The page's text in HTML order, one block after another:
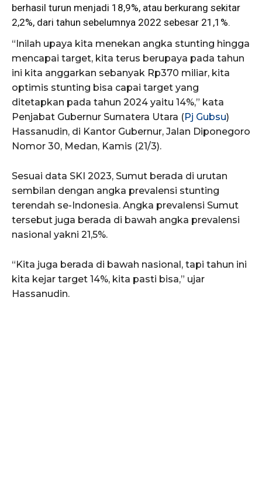
berhasil turun menjadi 18,9%, atau berkurang sekitar
2,2%, dari tahun sebelumnya 2022 sebesar 21,1%.
“Inilah upaya kita menekan angka stunting hingga
mencapai target, kita terus berupaya pada tahun
ini kita anggarkan sebanyak Rp370 miliar, kita
optimis stunting bisa capai target yang
ditetapkan pada tahun 2024 yaitu 14%,” kata
Penjabat Gubernur Sumatera Utara (Pj Gubsu)
Hassanudin, di Kantor Gubernur, Jalan Diponegoro
Nomor 30, Medan, Kamis (21/3).
Sesuai data SKI 2023, Sumut berada di urutan
sembilan dengan angka prevalensi stunting
terendah se-Indonesia. Angka prevalensi Sumut
tersebut juga berada di bawah angka prevalensi
nasional yakni 21,5%.
“Kita juga berada di bawah nasional, tapi tahun ini
kita kejar target 14%, kita pasti bisa,” ujar
Hassanudin.